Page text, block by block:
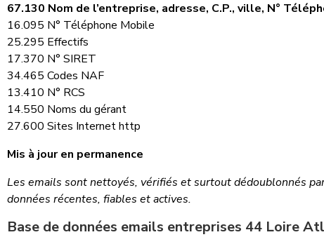
67.130 Nom de l’entreprise, adresse, C.P., ville, N°
16.095 N° Téléphone Mobile
25.295 Effectifs
17.370 N° SIRET
34.465 Codes NAF
13.410 N° RCS
14.550 Noms du gérant
27.600 Sites Internet http
Mis à jour en permanence
Les emails sont nettoyés, vérifiés et surtout dédoublonnés
données récentes, fiables et actives.
Base de données emails entreprises 44 Loire